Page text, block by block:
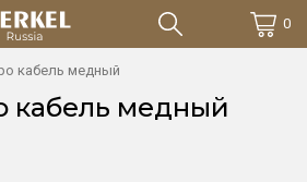
0
кабель медный
кабель медный